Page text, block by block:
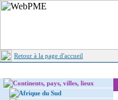
Retour à la page d'accueil
Continents, pays, villes, lieux
Afrique du Sud